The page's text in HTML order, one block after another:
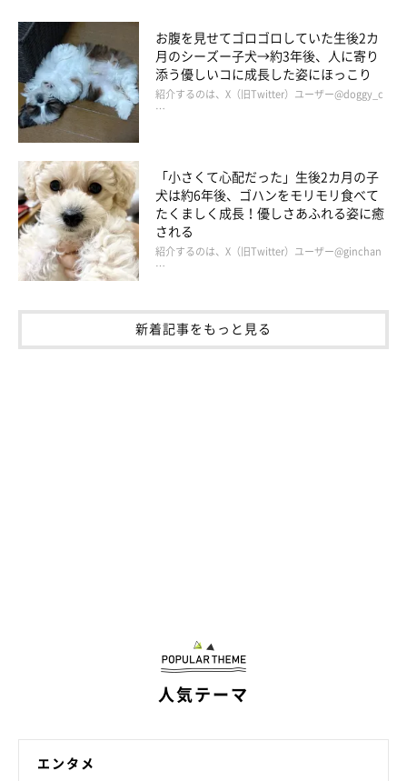
い主さんには、犬がなつきにくい傾向があるようです。また、予
測できない動きが多い、大きな声で話すなど、犬が苦手な行動を
飼い主さんがしている可能性も考えられます」
お腹を見せてゴロゴロしていた生後2カ
月のシーズー子犬→約3年後、人に寄り
添う優しいコに成長した姿にほっこり
紹介するのは、X（旧Twitter）ユーザー@doggy_c
…
「小さくて心配だった」生後2カ月の子
犬は約6年後、ゴハンをモリモリ食べて
たくましく成長！優しさあふれる姿に癒
される
紹介するのは、X（旧Twitter）ユーザー@ginchan
…
新着記事をもっと見る
人気テーマ
エンタメ